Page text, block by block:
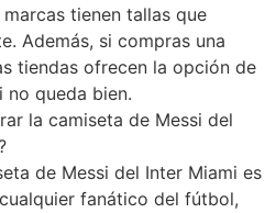
tienen tallas que
Además, si compras una
tiendas ofrecen la opción de
no queda bien.
la camiseta de Messi del
de Messi del Inter Miami es
fanático del fútbol,